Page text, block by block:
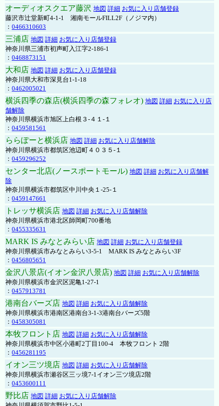
オーディオスクエア藤沢 地図 詳細 お気に入り店舗登録
藤沢市辻堂新町4-1-1 湘南モールFILL2F（ノジマ内）
： 0466310603
三浦店 地図 詳細 お気に入り店舗登録
神奈川県三浦市初声町入江字2-186-1
： 0468873151
大和店 地図 詳細 お気に入り店舗登録
神奈川県大和市深見台1-1-18
： 0462005021
横浜四季の森店(横浜四季の森フォレオ) 地図 詳細 お気に入り店
舗解除
神奈川県横浜市旭区上白根３-４１-１
： 0459581561
ららぽーと横浜店 地図 詳細 お気に入り店舗解除
神奈川県横浜市都筑区池辺町４０３５-１
： 0459296252
センター北店(ノースポートモール) 地図 詳細 お気に入り店舗解
除
神奈川県横浜市都筑区中川中央１-25-１
： 0459147661
トレッサ横浜店 地図 詳細 お気に入り店舗解除
神奈川県横浜市港北区師岡町700番地
： 0455335631
MARK IS みなとみらい店 地図 詳細 お気に入り店舗登録
神奈川県横浜市みなとみらい3-5-1 MARK IS みなとみらい3F
： 0456805651
金沢八景店(イオン金沢八景店) 地図 詳細 お気に入り店舗解除
神奈川県横浜市金沢区泥亀1-27-1
： 0457913781
港南台バーズ店 地図 詳細 お気に入り店舗解除
神奈川県横浜市港南区港南台3-1-3港南台バーズ5階
： 0458305081
本牧フロント店 地図 詳細 お気に入り店舗解除
神奈川県横浜市中区小港町2丁目100-4 本牧フロント 2階
： 0456281195
イオン三ツ境店 地図 詳細 お気に入り店舗解除
神奈川県横浜市瀬谷区三ッ境7-1イオン三ツ境店2階
： 0453600111
野比店 地図 詳細 お気に入り店舗解除